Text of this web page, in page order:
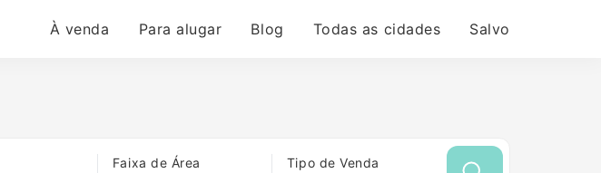
À venda Para alugar Blog Todas as cidades Salvo
Faixa de Área Tipo de Venda